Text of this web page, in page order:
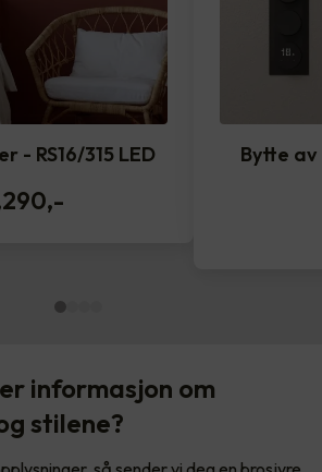
- RS16/315 LED
,-
Bytte
informasjon om
stilene?